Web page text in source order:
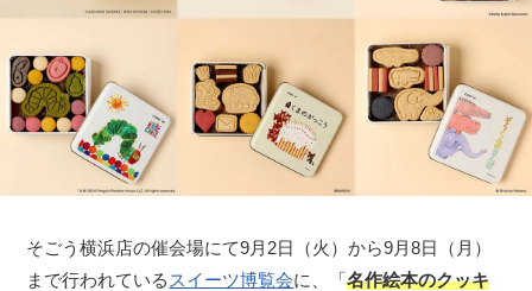
そごう横浜店の催会場にて9月2日（火）から9月8日（月）
まで行われている スイーツ博覧会に、「名作絵本のクッキ